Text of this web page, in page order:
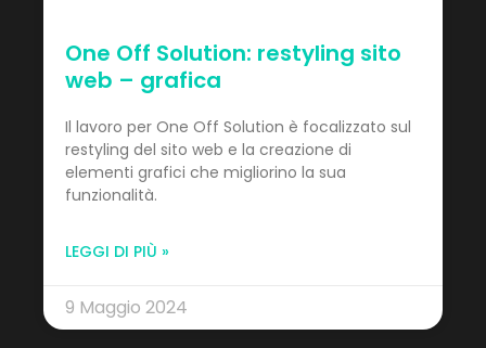
One Off Solution: restyling sito
web – grafica
Il lavoro per One Off Solution è focalizzato sul
restyling del sito web e la creazione di
elementi grafici che migliorino la sua
funzionalità.
LEGGI DI PIÙ »
9 Maggio 2024